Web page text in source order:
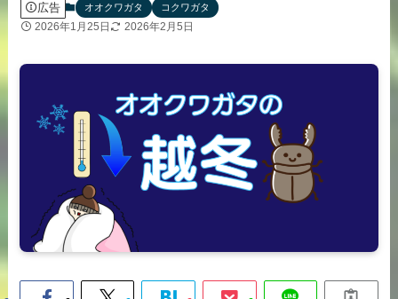
広告 オオクワガタ コクワガタ
2026年1月25日 2026年2月5日